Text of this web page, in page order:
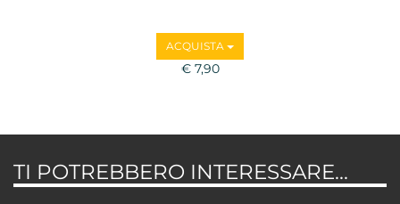
ACQUISTA
€ 7,90
TI POTREBBERO INTERESSARE...